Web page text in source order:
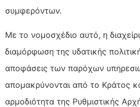
συμφερόντων.
Με το νομοσχέδιο αυτό, η
διαμόρφωση της υδατικής
αποφάσεις των παρόχων
απομακρύνονται από το Κράτος
αρμοδιότητα της Ρυθμιστικής